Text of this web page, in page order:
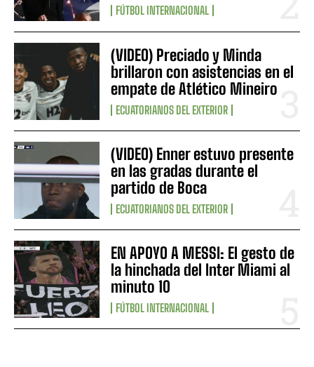
FÚTBOL INTERNACIONAL
(VIDEO) Preciado y Minda
brillaron con asistencias en el
empate de Atlético Mineiro
ECUATORIANOS DEL EXTERIOR
(VIDEO) Enner estuvo presente
en las gradas durante el
partido de Boca
ECUATORIANOS DEL EXTERIOR
EN APOYO A MESSI: El gesto de
la hinchada del Inter Miami al
minuto 10
FÚTBOL INTERNACIONAL